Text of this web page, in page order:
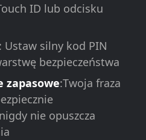
ID lub odcisku
: Ustaw silny kod PIN
bezpieczeństwa
zapasowe:Twoja fraza
nie opuszcza